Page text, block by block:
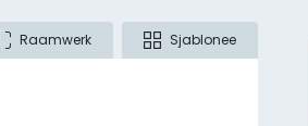
Raamwerk Sjablonee